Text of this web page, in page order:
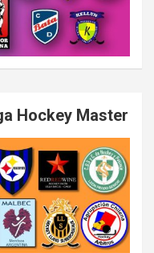
Hockey Master